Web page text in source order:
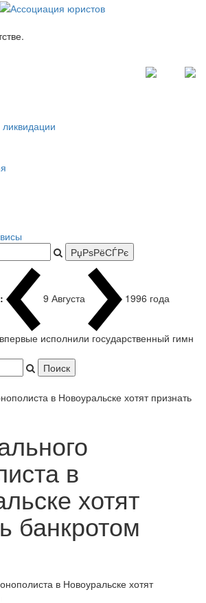
ликвидации
9 Августа 1996 года
исполнили государственный гимн
в Новоуральске хотят признать
в
хотят
банкротом